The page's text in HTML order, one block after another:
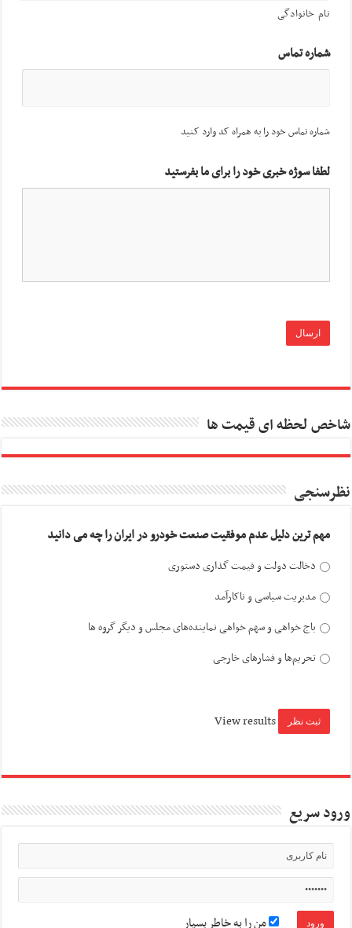
نام خانوادگی
شماره تماس
شماره تماس خود را به همراه کد وارد کنید
لطفا سوژه خبری خود را برای ما بفرستید
شاخص لحظه ای قیمت ها
نظرسنجی
مهم ترین دلیل عدم موفقیت صنعت خودرو در ایران را چه می دانید
دخالت دولت و قیمت گذاری دستوری
مدیریت سیاسی و ناکارآمد
باج خواهی و سهم خواهی نماینده‌های مجلس و دیگر گروه ها
تحریم‌ها و فشارهای خارجی
View results
ورود سریع
من را به خاطر بسپار